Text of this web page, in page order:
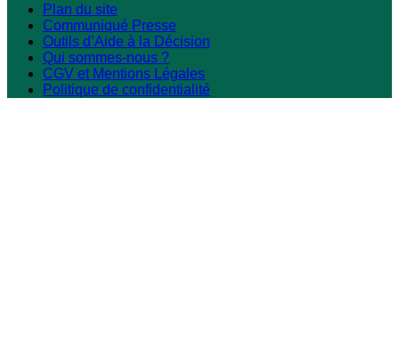
Plan du site
Communiqué Presse
Outils d’Aide à la Décision
Qui sommes-nous ?
CGV et Mentions Légales
Politique de confidentialité